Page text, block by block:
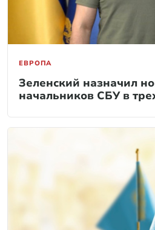
ЕВРОПА
Зеленский назначил
начальников СБУ в